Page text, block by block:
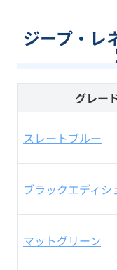
ジープ・レ
グレー
スレートブルー
ブラックエディシ
マットグリーン